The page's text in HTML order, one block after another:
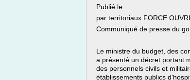
Publié le
par territoriaux FORCE
Communiqué de presse du
Le ministre du budget, des
a présenté un décret portant
des personnels civils et
établissements publics